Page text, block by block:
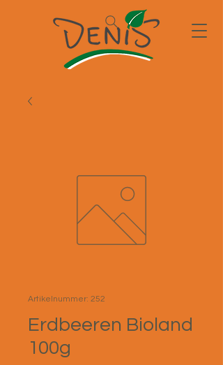
Artikelnummer: 252
Erdbeeren Bioland
100g